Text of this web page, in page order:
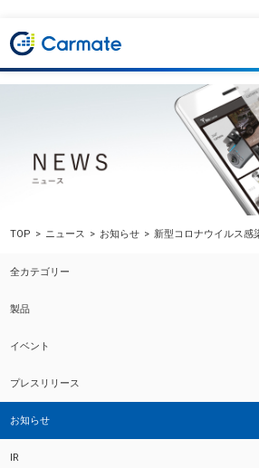
TOP ニュース お知らせ 新型コロナウイルス感
全カテゴリー
製品
イベント
プレスリリース
お知らせ
IR